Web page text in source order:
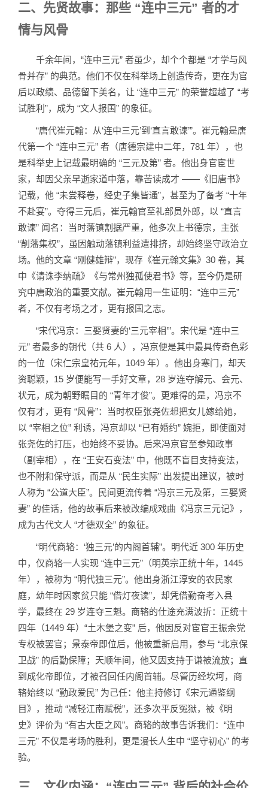
二、先贤故事：那些 “连中三元” 者的才
情与风骨
千余年间，“连中三元” 者虽少，却个个都是 “才学与风
骨并存” 的典范。他们不仅在科举场上创造传奇，更在为官
后以政绩、品德留下美名，让 “连中三元” 的荣誉超越了 “考
试胜利”，成为 “文人报国” 的象征。
“唐代崔元翰：从‘连中三元’到‘直言敢谏’”。崔元翰是唐
代第一个 “连中三元” 者（唐德宗建中二年，781 年），也
是科举史上记载最明确的 “三元及第” 者。他出身官宦世
家，却因父亲早逝家道中落，靠苦读成才 ——《旧唐书》
记载，他 “未尝释卷，经史子集皆通”，甚至为了备考 “十年
不赴宴”。夺得三元后，崔元翰官至礼部员外郎，以 “直言
敢谏” 闻名：当时藩镇割据严重，他多次上书德宗，主张
“削藩集权”，虽因触动藩镇利益遭排挤，却始终坚守政治立
场。他的文章 “刚健雄辩”，现存《崔元翰文集》30 卷，其
中《请诛李纳疏》《与常州独孤使君书》等，至今仍是研
究中唐政治的重要文献。崔元翰用一生证明：“连中三元”
者，不仅有考场之才，更有报国之志。
“宋代冯京：三娶贤妻的‘三元宰相’”。宋代是 “连中三
元” 者最多的朝代（共 6 人），冯京便是其中最具传奇色彩
的一位（宋仁宗皇祐元年，1049 年）。他出身寒门，却天
资聪颖，15 岁便能写一手好文章，28 岁连夺解元、会元、
状元，成为朝野瞩目的 “青年才俊”。更难得的是，冯京不
仅有才，更有 “风骨”：当时权臣张尧佐想把女儿嫁给她，
以 “宰相之位” 利诱，冯京却以 “已有婚约” 婉拒，即使面对
张尧佐的打压，也始终不妥协。后来冯京官至参知政事
（副宰相），在 “王安石变法” 中，他既不盲目支持变法，
也不附和保守派，而是从 “民生实际” 出发提出建议，被时
人称为 “公道大臣”。民间更流传着 “冯京三元及第，三娶贤
妻” 的佳话，他的故事后来被改编成戏曲《冯京三元记》，
成为古代文人 “才德双全” 的象征。
“明代商辂：‘独三元’的内阁首辅”。明代近 300 年历史
中，仅商辂一人实现 “连中三元”（明英宗正统十年，1445
年），被称为 “明代独三元”。他出身浙江淳安的农民家
庭，幼年时因家贫只能 “借灯夜读”，却凭借勤奋考入县
学，最终在 29 岁连夺三魁。商辂的仕途充满波折：正统十
四年（1449 年）“土木堡之变” 后，他因反对宦官王振余党
专权被罢官；景泰帝即位后，他被重新启用，参与 “北京保
卫战” 的后勤保障；天顺年间，他又因支持于谦被流放；直
到成化帝即位，才被召回任内阁首辅。尽管历经坎坷，商
辂始终以 “勤政爱民” 为己任：他主持修订《宋元通鉴纲
目》，推动 “减轻江南赋税”，还多次平反冤狱，被《明
史》评价为 “有古大臣之风”。商辂的故事告诉我们：“连中
三元” 不仅是考场的胜利，更是漫长人生中 “坚守初心” 的考
验。